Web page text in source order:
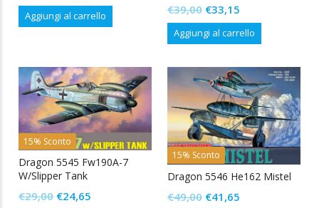
prezzo
originale
prezzo
attuale
Aggiungi al carrello €39,00 Il
prezzo
originale
€39,00.
€33,15
prezzo
attuale
€33,15.
Aggiungi al carrello
15% Sconto
Dragon 5545 Fw190A-7
W/Slipper Tank
€29,00 Il
€24,65
15% Sconto
Dragon 5546 He162 Mistel
€49,00 Il
€41,65